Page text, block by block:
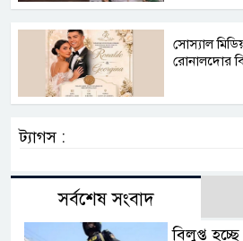
সোস্যাল
রোনালদোর
ট্যাগস :
সর্বশেষ সংবাদ
বিলুপ্ত